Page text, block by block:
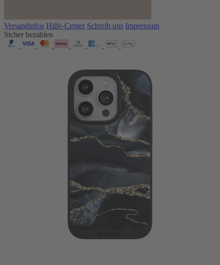
Versandinfos Hilfe-Center Schreib uns Impressum
Sicher bezahlen